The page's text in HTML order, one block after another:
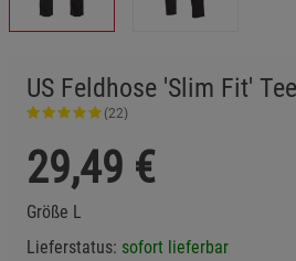
US Feldhose 'Slim Fit'
(22)
29,49 €
Größe L
Lieferstatus: sofort lieferbar